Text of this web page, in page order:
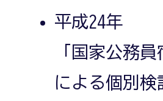
平成24年
「国家公務
による個別